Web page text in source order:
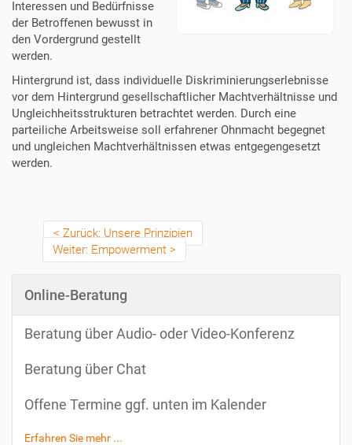
Interessen und Bedürfnisse
der Betroffenen bewusst in
den Vordergrund gestellt
werden.
Hintergrund ist, dass individuelle Diskriminierungserlebnisse
vor dem Hintergrund gesellschaftlicher Machtverhältnisse und
Ungleichheitsstrukturen betrachtet werden. Durch eine
parteiliche Arbeitsweise soll erfahrener Ohnmacht begegnet
und ungleichen Machtverhältnissen etwas entgegengesetzt
werden.
Zurück: Unsere Prinzipien
Weiter: Empowerment
Online-Beratung
Beratung über Audio- oder Video-Konferenz
Beratung über Chat
Offene Termine ggf. unten im Kalender
Erfahren Sie mehr ...